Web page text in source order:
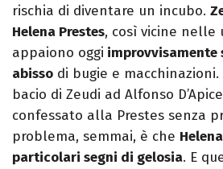
rischia di diventare un incubo.
Helena Prestes, così vicine
appaiono oggi improvvisamente
abisso di bugie e
bacio di Zeudi ad Alfonso
confessato alla Prestes senza
problema, semmai, è che
particolari segni di gelosia. E